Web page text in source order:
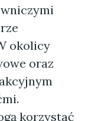
okolicy
oraz
korzystać